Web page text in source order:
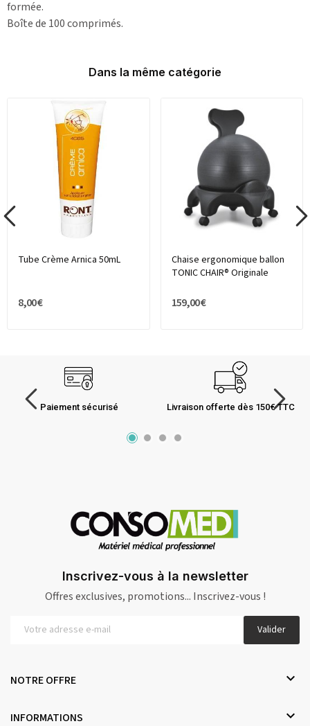
formée.
Boîte de 100 comprimés.
Dans la même catégorie
Tube Crème Arnica 50mL
8,00 €
Chaise ergonomique ballon
TONIC CHAIR® Originale
159,00 €
Paiement sécurisé Livraison offerte dès 150€ TTC
Inscrivez-vous à la newsletter
Offres exclusives, promotions... Inscrivez-vous !
Valider
NOTRE OFFRE 
INFORMATIONS 